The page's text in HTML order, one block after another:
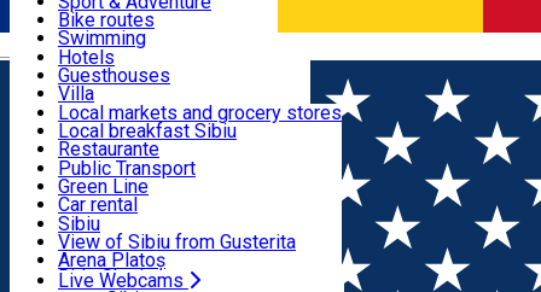
Română
Accommodation
Food, Drinks & Nightlife
Transport & Parking
Live Webcams
Parks, Zoo
County of Sibiu
Sibiul Verde
Public services
Education
How do I get to Sibiu
Tourist Info
Tour Guides
Guided tours
Publicații locale
Beauty salons
Bike routes
Swimming
Riding
Indoor activities
Loc de joacă indoor
Loc de joacă outdoor
Ski
Ice skating
Yoga
Hotels
Guesthouses
Villa
Hostels
Motel
Camping
Renting rooms
Rooms for rent
Accommodation outside Sibiu
Local markets and grocery stores
Local breakfast Sibiu
Restaurante
Pizza
Fast Food
Coffee
Sweets
Pub, Bar
Night clubs
Bakeries
Public Transport
Green Line
Car rental
Rent a bike
Scooter rentals
Taxi
Ride Sharing
Sibiu
View of Sibiu from Gusterita
Arena Platoș
Live Webcams